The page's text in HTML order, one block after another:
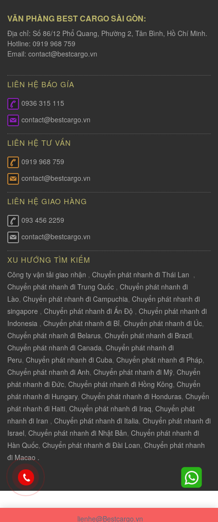
VĂN PHÀNG BEST CARGO SÀI GÒN:
Địa chỉ: Số 86/12 Phổ Quang, Phường 2, Tân Bình, Hồ Chí Minh.
Hotline: 0919 968 759
Email: contact@bestcargo.vn
LIÊN HỆ BÁO GÍA
0936 315 115
contact@bestcargo.vn
LIÊN HỆ TƯ VẤN
0919 968 759
contact@bestcargo.vn
LIÊN HỆ GIAO HÀNG
093 456 2259
contact@bestcargo.vn
XU HƯỚNG TÌM KIẾM
Công ty vận tải giao nhận , Chuyển phát nhanh đi Thái Lan ,
Chuyển phát nhanh đi Trung Quốc , Chuyển phát nhanh đi
Lào, Chuyển phát nhanh đi Campuchia, Chuyển phát nhanh đi
singapore , Chuyển phát nhanh đi Ấn Độ , Chuyển phát nhanh đi
Indonesia , Chuyển phát nhanh đi Bỉ, Chuyển phát nhanh đi Úc,
Chuyển phát nhanh đi Belarus, Chuyển phát nhanh đi Brazil,
Chuyển phát nhanh đi Canada, Chuyển phát nhanh đi
Peru, Chuyển phát nhanh đi Cuba, Chuyển phát nhanh đi Pháp,
Chuyển phát nhanh đi Anh, Chuyển phát nhanh đi Mỹ, Chuyển
phát nhanh đi Đức, Chuyển phát nhanh đi Hồng Kông, Chuyển
phát nhanh đi Hungary, Chuyển phát nhanh đi Honduras, Chuyển
phát nhanh đi Haiti, Chuyển phát nhanh đi Iraq, Chuyển phát
nhanh đi Iran , Chuyển phát nhanh đi Italia, Chuyển phát nhanh đi
Israel, Chuyển phát nhanh đi Nhật Bản, Chuyển phát nhanh đi
Hàn Quốc, Chuyển phát nhanh đi Đài Loan, Chuyển phát nhanh
đi Macao .
lienhe@Bestcargo.vn